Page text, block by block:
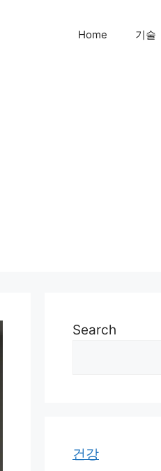
Home 기술
Search
건강